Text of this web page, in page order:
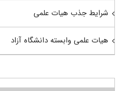
شرایط جذب هیات علمی
هیات علمی وابسته دانشگاه آزاد